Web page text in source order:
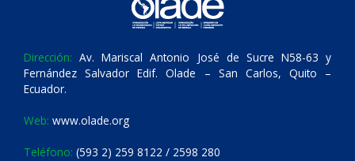
Dirección: Av. Mariscal Antonio José de Sucre N58-63 y
Fernández Salvador Edif. Olade – San Carlos, Quito –
Ecuador.
Web: www.olade.org
Teléfono: (593 2) 259 8122 / 2598 280